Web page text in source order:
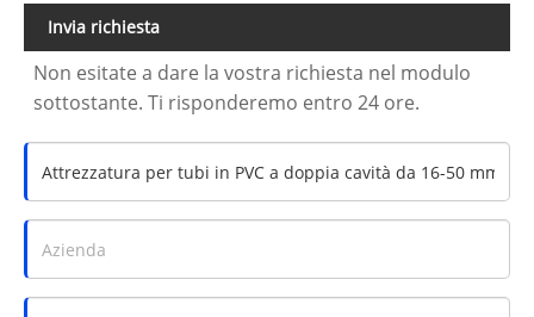
Invia richiesta
Non esitate a dare la vostra richiesta nel modulo
sottostante. Ti risponderemo entro 24 ore.